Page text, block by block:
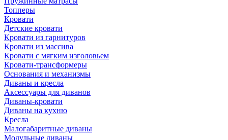
Топперы
Кровати
Детские кровати
Кровати из гарнитуров
Кровати из массива
Кровати с мягким изголовьем
Кровати-трансформеры
Основания и механизмы
Диваны и кресла
Аксессуары для диванов
Диваны-кровати
Диваны на кухню
Кресла
Малогабаритные диваны
Модульные диваны